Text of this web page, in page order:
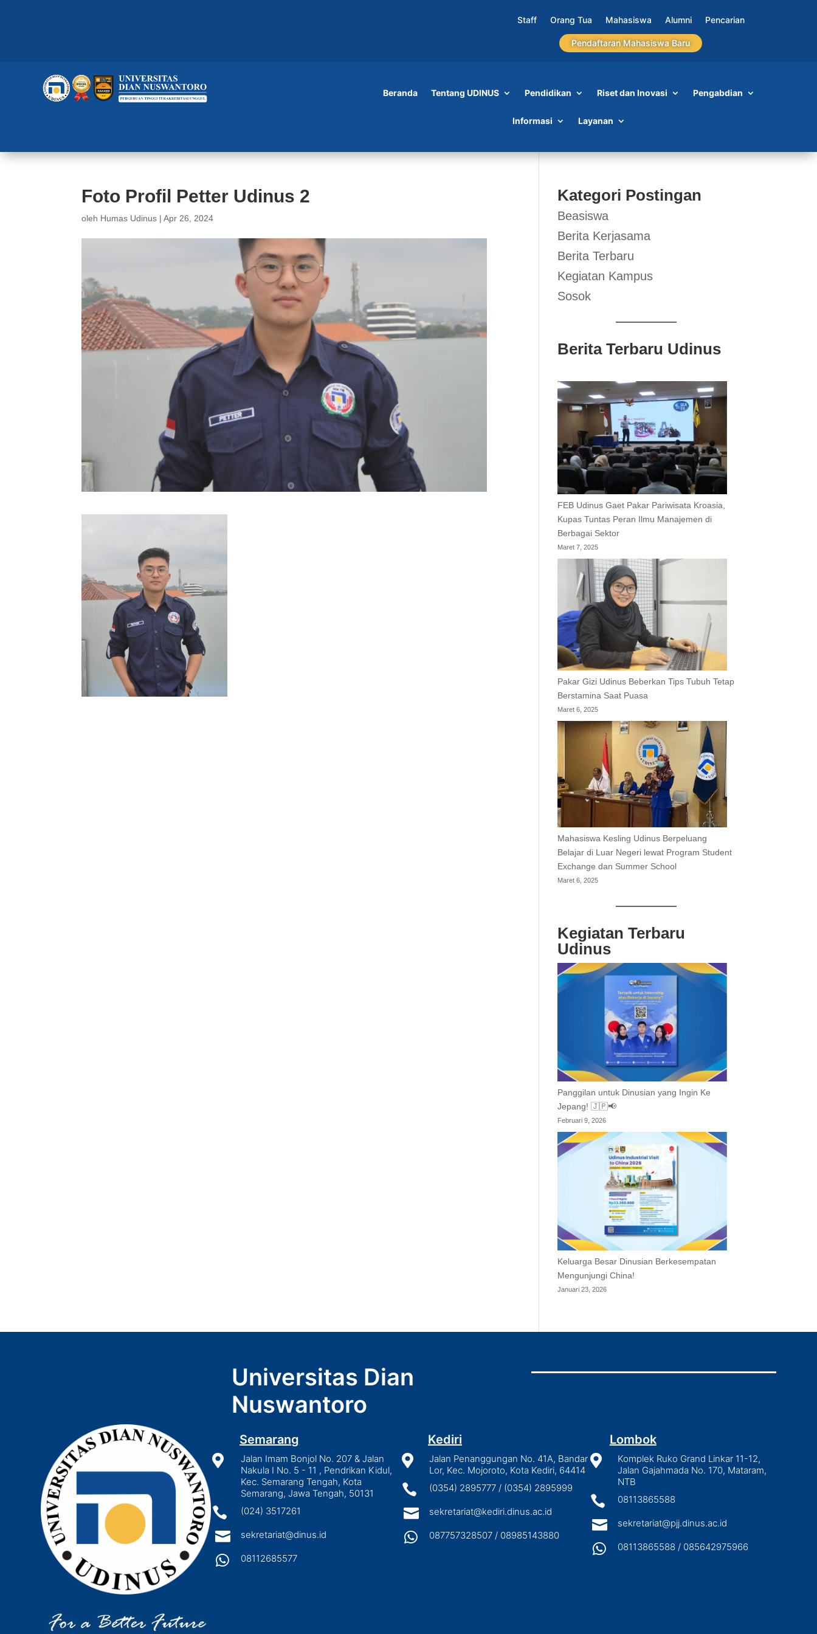
Staff Orang Tua Mahasiswa Alumni Pencarian
Pendaftaran Mahasiswa Baru
Beranda Tentang UDINUS Pendidikan Riset dan Inovasi Pengabdian
Informasi Layanan
Foto Profil Petter Udinus 2
oleh Humas Udinus |Apr 26, 2024
Kategori Postingan
Beasiswa
Berita Kerjasama
Berita Terbaru
Kegiatan Kampus
Sosok
Berita Terbaru Udinus
FEB Udinus Gaet Pakar Pariwisata Kroasia,
Kupas Tuntas Peran Ilmu Manajemen di
Berbagai Sektor
Maret 7, 2025
Pakar Gizi Udinus Beberkan Tips Tubuh Tetap
Berstamina Saat Puasa
Maret 6, 2025
Mahasiswa Kesling Udinus Berpeluang
Belajar di Luar Negeri lewat Program Student
Exchange dan Summer School
Maret 6, 2025
Kegiatan Terbaru
Udinus
Panggilan untuk Dinusian yang Ingin Ke
Jepang! 🇯🇵📢
Februari 9, 2026
Keluarga Besar Dinusian Berkesempatan
Mengunjungi China!
Januari 23, 2026
Universitas Dian
Nuswantoro
Semarang

Jalan Imam Bonjol No. 207 & Jalan
Nakula I No. 5 - 11 , Pendrikan Kidul,
Kec. Semarang Tengah, Kota
Semarang, Jawa Tengah, 50131
 (024) 3517261
 sekretariat@dinus.id
 08112685577
Kediri

Jalan Penanggungan No. 41A, Bandar
Lor, Kec. Mojoroto, Kota Kediri, 64414
 (0354) 2895777 / (0354) 2895999
 sekretariat@kediri.dinus.ac.id
 087757328507 / 08985143880
Lombok

Komplek Ruko Grand Linkar 11-12,
Jalan Gajahmada No. 170, Mataram,
NTB
 08113865588
 sekretariat@pjj.dinus.ac.id
 08113865588 / 085642975966